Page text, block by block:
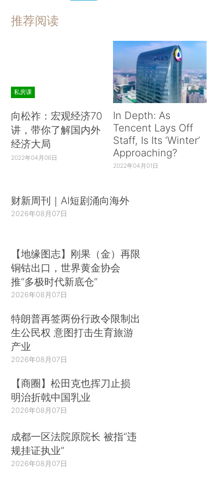
推荐阅读
私房课
向松祚：宏观经济70
讲，带你了解国内外
经济大局
2022年04月06日
In Depth: As
Tencent Lays Off
Staff, Is Its ‘Winter’
Approaching?
2022年04月01日
财新周刊｜AI短剧涌向海外
2026年08月07日
【地缘图志】刚果（金）再限
铜钴出口，世界黄金协会
推“多极时代新底仓”
2026年08月07日
特朗普再签两份行政令限制出
生公民权 意图打击生育旅游
产业
2026年08月07日
【商圈】松田克也挥刀止损
明治折戟中国乳业
2026年08月07日
成都一区法院原院长 被指“违
规挂证执业”
2026年08月07日